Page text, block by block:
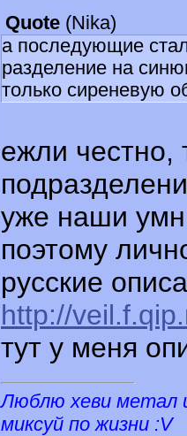
Quote (Nika)
а последующие
разделение на
только сиреневую
ежли честно,
уже наши
поэтому
русские
http://
тут у меня
Люблю хеви метал
миксуй по жизни :V